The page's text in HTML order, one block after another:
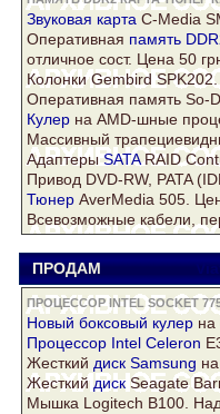
Звуковая карта C-Media
Оперативная память
отличное сост. Цена 50
Колонки Gembird
Оперативная память So-
Кулер на AMD-шные
Массивный
АдаптерыSATARAID
Привод DVD-RW, PATA
Тюнер AverMedia 505.
Всевозможные кабели,
ПРОДАМ
ПРОЦЕССОР INTEL SOCKET
Новый боксовый кулер на
Процессор Intel Celeron
Жесткий диск Samsung
Жесткий диск Seagate
Мышка Logitech B100.